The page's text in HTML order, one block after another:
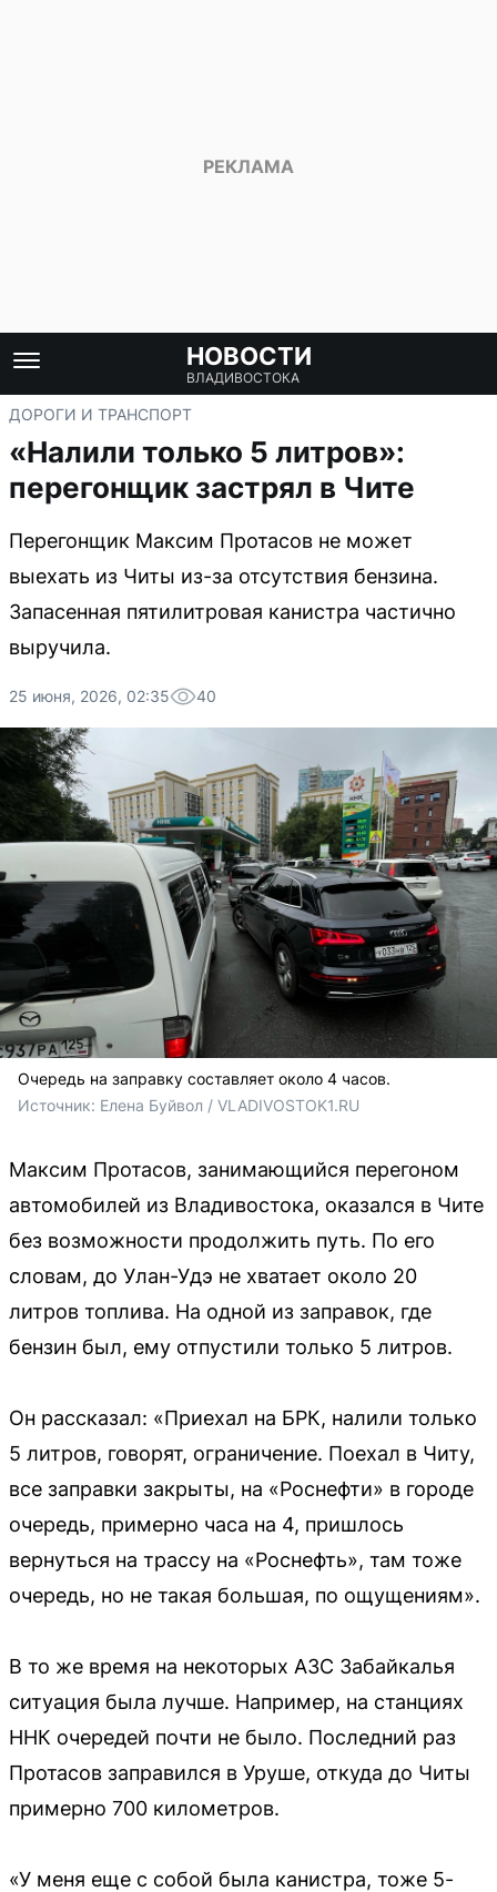
НОВОСТИ
ВЛАДИВОСТОКА
ДОРОГИ И ТРАНСПОРТ
«Налили только 5 литров»:
перегонщик застрял в Чите
Перегонщик Максим Протасов не может
выехать из Читы из-за отсутствия бензина.
Запасенная пятилитровая канистра частично
выручила.
25 июня, 2026, 02:35 40
Очередь на заправку составляет около 4 часов.
Источник: Елена Буйвол / VLADIVOSTOK1.RU
Максим Протасов, занимающийся перегоном
автомобилей из Владивостока, оказался в Чите
без возможности продолжить путь. По его
словам, до Улан-Удэ не хватает около 20
литров топлива. На одной из заправок, где
бензин был, ему отпустили только 5 литров.
Он рассказал: «Приехал на БРК, налили только
5 литров, говорят, ограничение. Поехал в Читу,
все заправки закрыты, на «Роснефти» в городе
очередь, примерно часа на 4, пришлось
вернуться на трассу на «Роснефть», там тоже
очередь, но не такая большая, по ощущениям».
В то же время на некоторых АЗС Забайкалья
ситуация была лучше. Например, на станциях
ННК очередей почти не было. Последний раз
Протасов заправился в Уруше, откуда до Читы
примерно 700 километров.
«У меня еще с собой была канистра, тоже 5-